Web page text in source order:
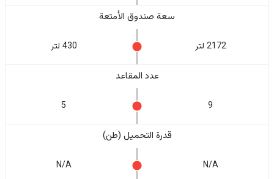
سعة صندوق الأمتعة
2172 لتر 430 لتر
عدد المقاعد
9
5
قدرة التحميل (طن)
N/A
N/A